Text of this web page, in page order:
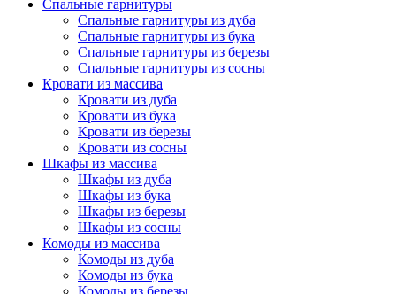
Спальные гарнитуры
Спальные гарнитуры из дуба
Спальные гарнитуры из бука
Спальные гарнитуры из березы
Спальные гарнитуры из сосны
Кровати из массива
Кровати из дуба
Кровати из бука
Кровати из березы
Кровати из сосны
Шкафы из массива
Шкафы из дуба
Шкафы из бука
Шкафы из березы
Шкафы из сосны
Комоды из массива
Комоды из дуба
Комоды из бука
Комоды из березы